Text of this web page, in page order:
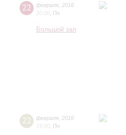
22 февраля 2016
20:00 Пн
Большой зал
22 февраля 2016
19:00 Пн